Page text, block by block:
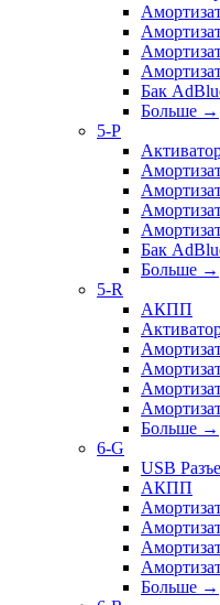
Бак
Больше →
5-P
Бак
Больше →
5-R
АКПП
Больше →
6-G
USB
АКПП
Больше →